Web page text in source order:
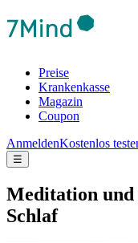
Preise
Krankenkasse
Magazin
Coupon
AnmeldenKostenlos
☰
Medi­ta­tion
Schlaf